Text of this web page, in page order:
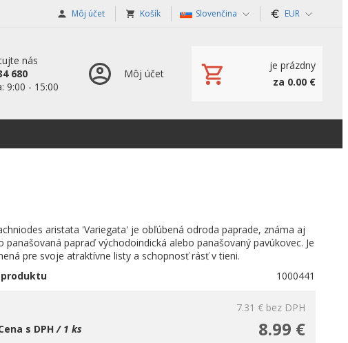
Môj účet Košík Slovenčina EUR
nás
680
9:00 - 15:00
Môj účet
je prázdny
za 0.00 €
aristata 'Variegata' je obľúbená odroda paprade, známa aj
panašovaná papraď východoindická alebo panašovaný pavúkovec. Je
pre svoje atraktívne listy a schopnosť rásť v tieni.
produktu
1000441
7.31 € bez DPH
8.99 €
s DPH/ 1 ks